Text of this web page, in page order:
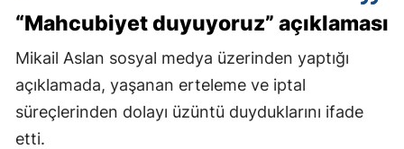
“Mahcubiyet duyuyoruz” açıklaması
Mikail Aslan sosyal medya üzerinden yaptığı
açıklamada, yaşanan erteleme ve iptal
süreçlerinden dolayı üzüntü duyduklarını ifade
etti.